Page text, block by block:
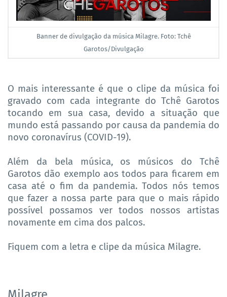
Banner de divulgação da música Milagre. Foto: Tchê
Garotos/Divulgação
O mais interessante é que o clipe da música foi
gravado com cada integrante do Tchê Garotos
tocando em sua casa, devido a situação que
mundo está passando por causa da pandemia do
novo coronavírus (COVID-19).
Além da bela música, os músicos do Tchê
Garotos dão exemplo aos todos para ficarem em
casa até o fim da pandemia. Todos nós temos
que fazer a nossa parte para que o mais rápido
possível possamos ver todos nossos artistas
novamente em cima dos palcos.
Fiquem com a letra e clipe da música Milagre.